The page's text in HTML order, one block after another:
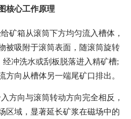
核心工作原理
矿箱从滚筒下方均匀流入槽体，
被吸附于滚筒表面，随滚筒旋转
冲洗水或刮板脱落进入精矿槽;
方向从槽体另一端尾矿口排出。
方向与滚筒转动方向完全相反，
区域，显著延长矿浆在磁场中的